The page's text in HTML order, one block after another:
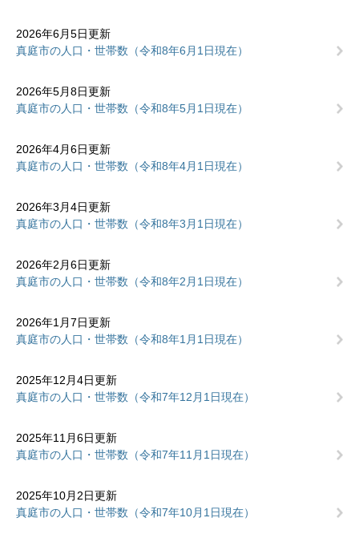
2026年6月5日更新
真庭市の人口・世帯数（令和8年6月1日現在）
2026年5月8日更新
真庭市の人口・世帯数（令和8年5月1日現在）
2026年4月6日更新
真庭市の人口・世帯数（令和8年4月1日現在）
2026年3月4日更新
真庭市の人口・世帯数（令和8年3月1日現在）
2026年2月6日更新
真庭市の人口・世帯数（令和8年2月1日現在）
2026年1月7日更新
真庭市の人口・世帯数（令和8年1月1日現在）
2025年12月4日更新
真庭市の人口・世帯数（令和7年12月1日現在）
2025年11月6日更新
真庭市の人口・世帯数（令和7年11月1日現在）
2025年10月2日更新
真庭市の人口・世帯数（令和7年10月1日現在）